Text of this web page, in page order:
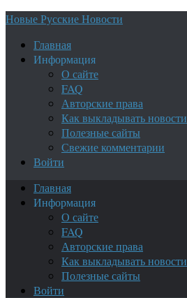
Новые Русские Новости
Главная
Информация
О сайте
FAQ
Авторские права
Как выкладывать новости
Полезные сайты
Свежие комментарии
Войти
Главная
Информация
О сайте
FAQ
Авторские права
Как выкладывать новости
Полезные сайты
Войти